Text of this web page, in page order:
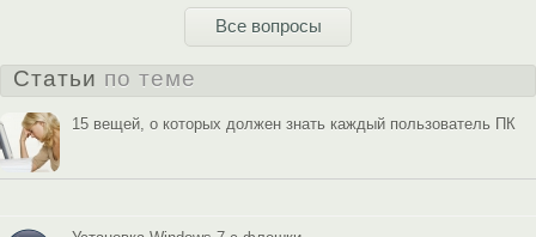
Все вопросы
Статьи по теме
15 вещей, о которых должен знать каждый пользователь ПК